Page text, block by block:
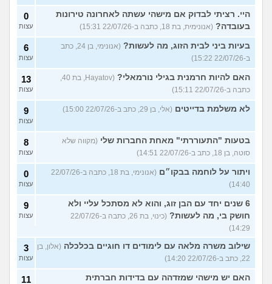
היי. רציתי לבדוק אם מישהי עשתה לאחרונה טירונות
בעובדה? (אנונימית, בת 18, כתבה ב-22/07/26 15:31)
0
עצות
בעיות ביני לבית הזוג, מה לעשות?
(אנונימי, בן 24, כתב
ב-22/07/26 15:22)
6
עצות
האם להיות חרמנית בגילי נורמאלי?
(Hayatov, בת 40,
כתבה ב-22/07/26 15:11)
13
עצות
לא משלמת בדייטים (אלי, בן 29, כתב ב-22/07/26 15:00) 9
עצות
בטעות "התעוררתי" מאחת החברות שלי (מקווה שלא
סוטה, בן 18, כתב ב-22/07/26 14:51)
8
עצות
ויתור על לוחמה בבקו״ם
(אנונימי, בת 18, כתבה ב-22/07/26
14:40)
0
עצות
6 שנים יחד עם הבן זוג, והוא לא מסתכל עליי ולא
חושק בי, מה לעשות?
(כינוי, בת 26, כתבה ב-22/07/26
14:29)
9
עצות
שילוב משרה מלאה עם לימודים דו חוגיים בכלכלה (אלון, בן
22, כתב ב-22/07/26 14:20)
3
עצות
האם יש מישהי שמזדהה עם בדידות חברתית
11